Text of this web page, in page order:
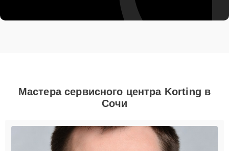
Мастера сервисного центра Korting в
Сочи